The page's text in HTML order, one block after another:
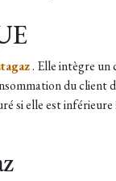
. Elle intègre un
du
si elle est